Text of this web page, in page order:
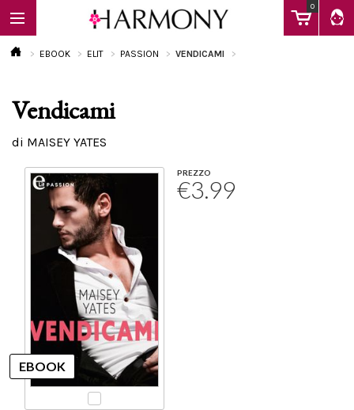
0
EBOOK
Calendario
EBOOK ELIT PASSION VENDICAMI
Vendicami
di MAISEY YATES
PREZZO
€3.99